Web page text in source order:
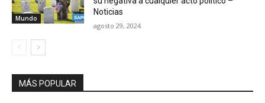
Mundo
Noticias
agosto 29, 2024
MÁS POPULAR